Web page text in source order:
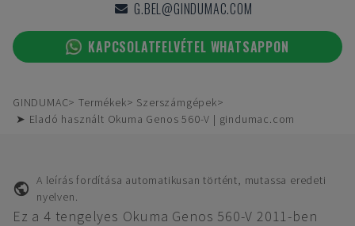
G.BEL@GINDUMAC.COM
KAPCSOLATFELVÉTEL WHATSAPPON
GINDUMAC Termékek
Szerszámgépek
➤ Eladó használt Okuma Genos 560-V | gindumac.com
A leírás fordítása automatikusan történt, mutassa eredeti
nyelven.
Ez a 4 tengelyes Okuma Genos 560-V 2011-ben